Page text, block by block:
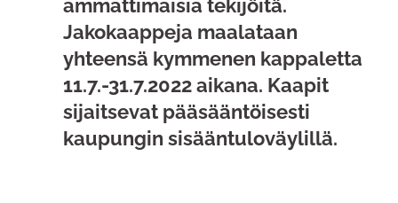
ammattimaisia tekijöitä.
Jakokaappeja maalataan
yhteensä kymmenen kappaletta
11.7.-31.7.2022 aikana. Kaapit
sijaitsevat pääsääntöisesti
kaupungin sisääntuloväylillä.